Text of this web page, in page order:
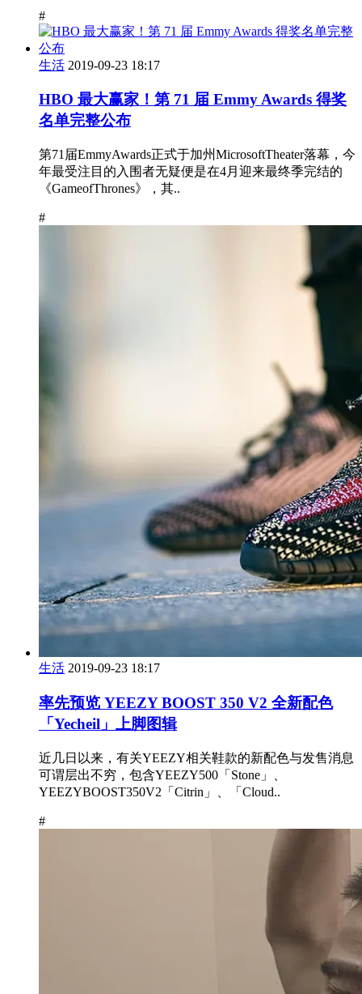
#
生活 2019-09-23 18:17
HBO 最大赢家！第 71 届 Emmy Awards 得奖
名单完整公布
第71届EmmyAwards正式于加州MicrosoftTheater落幕，今
年最受注目的入围者无疑便是在4月迎来最终季完结的
《GameofThrones》，其..
#
生活 2019-09-23 18:17
率先预览 YEEZY BOOST 350 V2 全新配色
「Yecheil」上脚图辑
近几日以来，有关YEEZY相关鞋款的新配色与发售消息
可谓层出不穷，包含YEEZY500「Stone」、
YEEZYBOOST350V2「Citrin」、「Cloud..
#